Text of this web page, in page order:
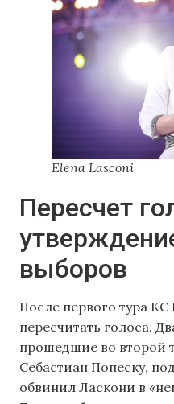
Elena Lasconi
Пересчет
выборов
После первого тура
пересчитать голоса.
прошедшие во второй
Себастиан Попеску,
обвинил Ласкони в